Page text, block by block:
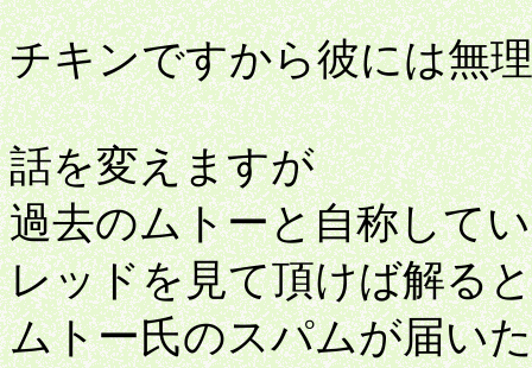
チキンですから彼には無
話を変えますが
過去のムトーと自称して
レッドを見て頂けば解る
ムトー氏のスパムが届い